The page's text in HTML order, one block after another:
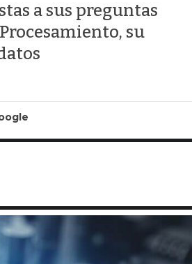
a sus preguntas
su